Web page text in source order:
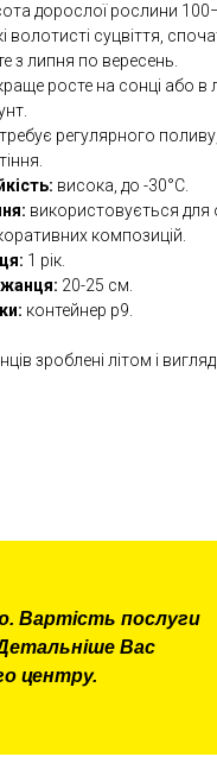
дорослої рослини
волотисті суцвіття,
з липня по вересень.
росте на сонці або в
регулярного
висока, до -30°C.
використовується для
композицій.
1 рік.
20-25 см.
контейнер р9.
зроблені літом і
Вартість послуги
Вас
центру.